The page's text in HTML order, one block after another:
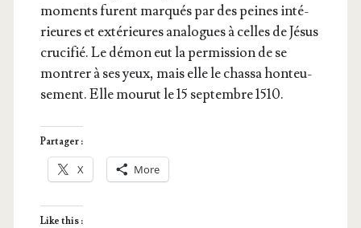
moments furent mar­qués par des peines inté­
rieures et exté­rieures ana­logues à celles de Jésus
cru­ci­fié. Le démon eut la per­mis­sion de se
mon­trer à ses yeux, mais elle le chas­sa hon­teu­
se­ment. Elle mou­rut le 15 sep­tembre 1510.
Partager :
X More
Like this :